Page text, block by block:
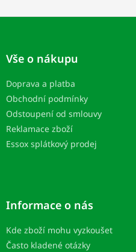
Z
Vše o nákupu
Doprava a platba
Obchodní podmínky
Odstoupení od smlouvy
Reklamace zboží
Essox splátkový prodej
Informace o nás
Kde zboží mohu vyzkoušet
Často kladené otázky